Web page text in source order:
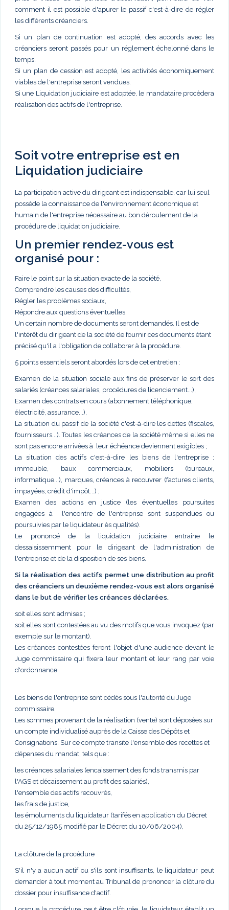
comment il est possible d'apurer le passif c'est-à-dire de régler
les différents créanciers.
Si un plan de continuation est adopté, des accords avec les
créanciers seront passés pour un réglement échelonné dans le
temps.
Si un plan de cession est adopté, les activités économiquement
viables de l'entreprise seront vendues.
Si une Liquidation judiciaire est adoptée, le mandataire procèdera
réalisation des actifs de l'entreprise.
Soit votre entreprise est en
Liquidation judiciaire
La participation active du dirigeant est indispensable, car lui seul
possède la connaissance de l'environnement économique et
humain de l'entreprise nécessaire au bon déroulement de la
procédure de liquidation judiciaire.
Un premier rendez-vous est
organisé pour :
Faire le point sur la situation exacte de la société,
Comprendre les causes des difficultés,
Régler les problèmes sociaux,
Répondre aux questions éventuelles.
Un certain nombre de documents seront demandés. Il est de
l'intérêt du dirigeant de la société de fournir ces documents étant
précisé qu'il a l'obligation de collaborer à la procédure.
5 points essentiels seront abordés lors de cet entretien :
Examen de la situation sociale aux fins de préserver le sort des
salariés (créances salariales, procédures de licenciement...),
Examen des contrats en cours (abonnement téléphonique,
électricité, assurance...),
La situation du passif de la société c'est-à-dire les dettes (fiscales,
fournisseurs...). Toutes les créances de la société même si elles ne
sont pas encore arrivées à leur échéance deviennent exigibles ;
La situation des actifs c'est-à-dire les biens de l'entreprise :
immeuble, baux commerciaux, mobiliers (bureaux,
informatique...), marques, créances à recouvrer (factures clients,
impayées, crédit d'impôt...) ;
Examen des actions en justice (les éventuelles poursuites
engagées à l'encontre de l'entreprise sont suspendues ou
poursuivies par le liquidateur ès qualités).
Le prononcé de la liquidation judiciaire entraine le
dessaisissemment pour le dirigeant de l'administration de
l'entreprise et de la disposition de ses biens.
Si la réalisation des actifs permet une distribution au profit
des créanciers un deuxième rendez-vous est alors organisé
dans le but de vérifier les créances déclarées.
soit elles sont admises ;
soit elles sont contestées au vu des motifs que vous invoquez (par
exemple sur le montant).
Les créances contestées feront l'objet d'une audience devant le
Juge commissaire qui fixera leur montant et leur rang par voie
d'ordonnance.
Les biens de l'entreprise sont cédés sous l'autorité du Juge
commissaire.
Les sommes provenant de la réalisation (vente) sont déposées sur
un compte individualisé auprès de la Caisse des Dépôts et
Consignations. Sur ce compte transite l'ensemble des recettes et
dépenses du mandat, tels que :
les créances salariales (encaissement des fonds transmis par
l'AGS et décaissement au profit des salariés),
l'ensemble des actifs recouvrés,
les frais de justice,
les émoluments du liquidateur (tarifés en application du Décret
du 25/12/1985 modifié par le Décret du 10/06/2004),
La clôture de la procédure
S'il n'y a aucun actif ou s'ils sont insuffisants, le liquidateur peut
demander à tout moment au Tribunal de prononcer la clôture du
dossier pour insuffisance d'actif.